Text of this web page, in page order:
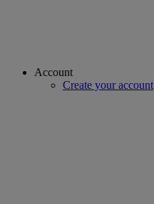
Account
Create your account